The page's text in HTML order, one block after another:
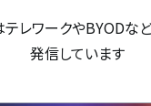
テレワークやBYODな
発信しています